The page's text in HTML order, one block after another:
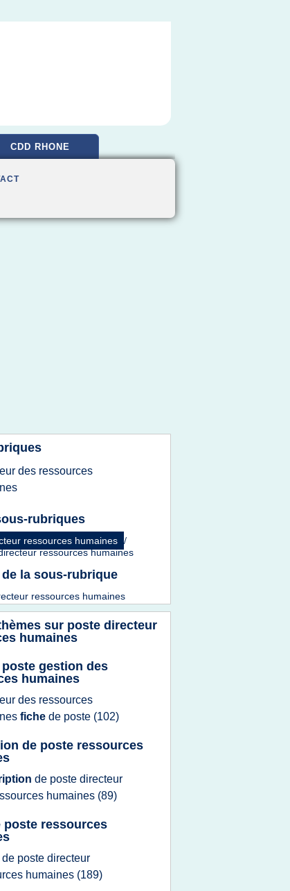
CDD RHONE
des ressources
rubriques
ressources humaines /
ressources humaines
de la sous-rubrique
ressources humaines
sur poste directeur
humaines
gestion des
humaines
des ressources
fiche de poste (102)
de poste ressources
de poste directeur
humaines (89)
poste ressources
de poste directeur
humaines (189)